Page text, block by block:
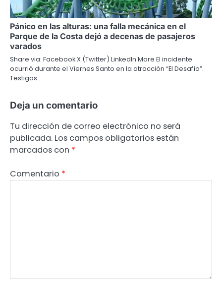
Pánico en las alturas: una falla mecánica en el
Parque de la Costa dejó a decenas de pasajeros
varados
Share via: Facebook X (Twitter) LinkedIn More El incidente
ocurrió durante el Viernes Santo en la atracción “El Desafío”.
Testigos…
Deja un comentario
Tu dirección de correo electrónico no será
publicada. Los campos obligatorios están
marcados con *
Comentario *